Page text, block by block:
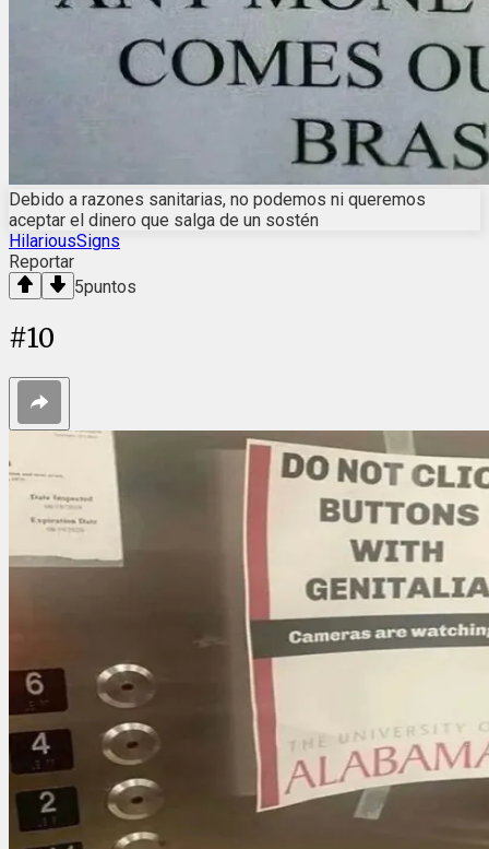
Debido a razones sanitarias, no podemos ni queremos
aceptar el dinero que salga de un sostén
HilariousSigns
Reportar
5puntos
#10